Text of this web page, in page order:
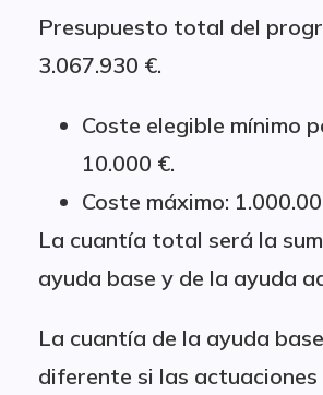
Presupuesto total del
3.067.930 €.
Coste elegible mínimo
10.000 €.
Coste máximo:
La cuantía total será la
ayuda base y de la ayuda
La cuantía de la ayuda
diferente si las actuaciones